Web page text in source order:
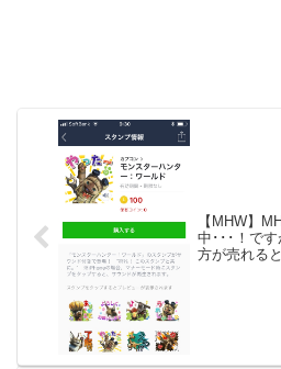
【MHW】
中･･･！で
方が売れる